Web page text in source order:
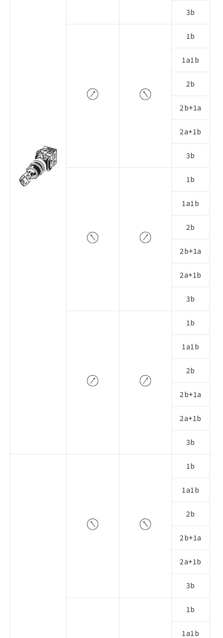
3b
1b
1a1b
2b
2b+1a
2a+1b
3b
1b
1a1b
2b
2b+1a
2a+1b
3b
1b
1a1b
2b
2b+1a
2a+1b
3b
1b
1a1b
2b
2b+1a
2a+1b
3b
1b
1a1b